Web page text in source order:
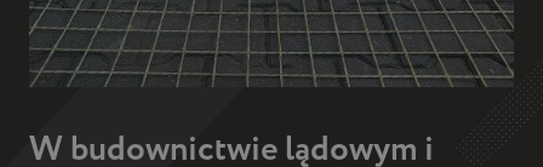
W budownictwie lądowym i
inżynieryjnym, posadzki
Usztywnienie paneli betonowych i